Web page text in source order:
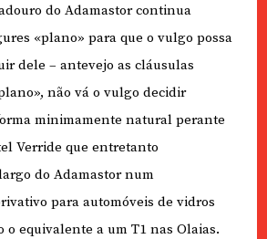
do Adamastor continua
«plano» para que o vulgo possa
dele – antevejo as cláusulas
não vá o vulgo decidir
minimamente natural perante
Verride que entretanto
do Adamastor num
para automóveis de vidros
o equivalente a um T1 nas Olaias.